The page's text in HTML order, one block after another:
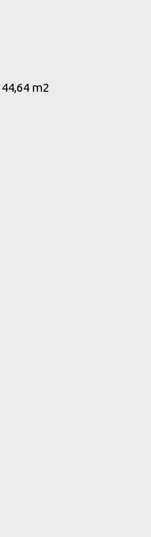
44,64 m2